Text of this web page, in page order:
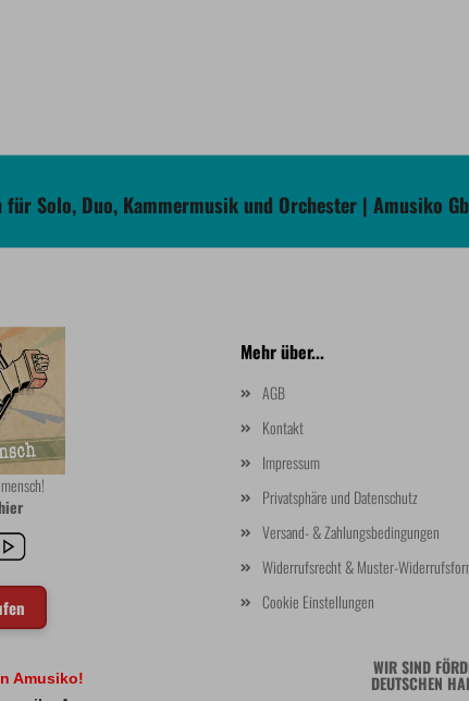
für Solo, Duo, Kammermusik und Orchester | Amusiko
Mehr über...
AGB
Kontakt
Impressum
Privatsphäre und Datenschutz
Versand- & Zahlungsbedingungen
Widerrufsrecht & Muster-
Cookie Einstellungen
Amusiko!
WIR SIND
DEUTSCHEN